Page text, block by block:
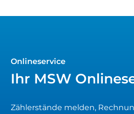
Ihr MSW
Onlineservice
Zählerstände melden,